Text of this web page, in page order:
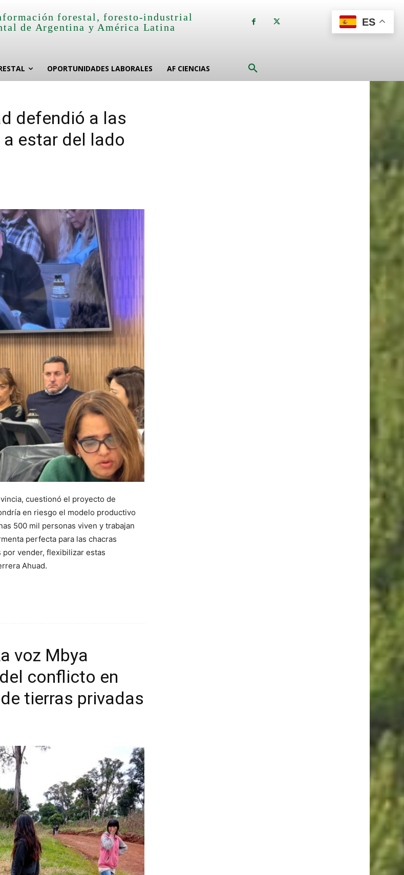
forestal, foresto-industrial
de Argentina y América Latina
OPORTUNIDADES LABORALES AF CIENCIAS
defendió a las
a estar del lado
cuestionó el proyecto de
en riesgo el modelo productivo
500 mil personas viven y trabajan
perfecta para las chacras
vender, flexibilizar estas
Ahuad.
voz Mbya
conflicto en
tierras privadas
ES